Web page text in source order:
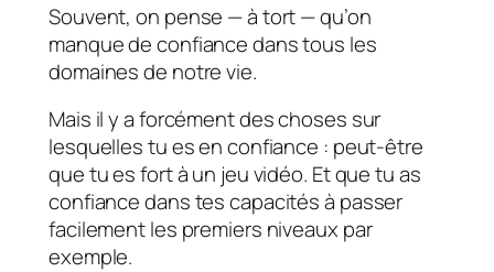
Souvent, on pense — à tort — qu’on
manque de confiance dans tous les
domaines de notre vie.
Mais il y a forcément des choses sur
lesquelles tu es en confiance : peut-être
que tu es fort à un jeu vidéo. Et que tu as
confiance dans tes capacités à passer
facilement les premiers niveaux par
exemple.